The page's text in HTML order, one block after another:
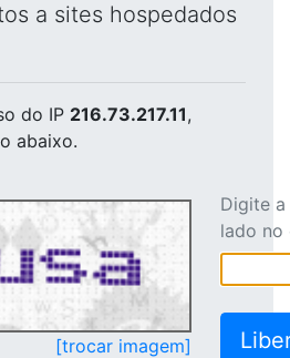
a sites hospedados
do IP 216.73.217.11,
abaixo.
[trocar imagem]
Digite
lado no